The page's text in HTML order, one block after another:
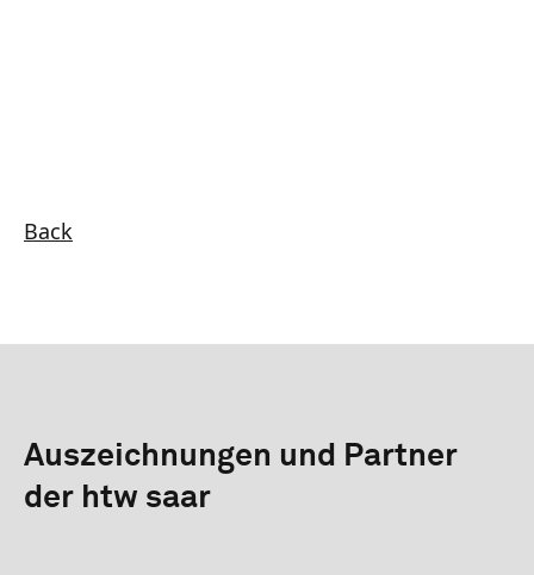
Back
Auszeichnungen und Partner
der htw saar